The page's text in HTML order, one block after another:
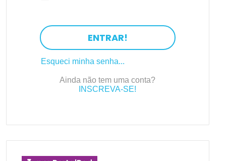
ENTRAR!
Esqueci minha senha...
Ainda não tem uma conta?
INSCREVA-SE!